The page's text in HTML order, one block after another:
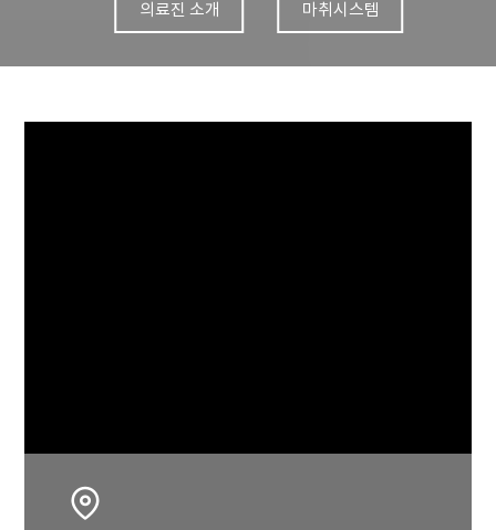
의료진 소개 마취시스템